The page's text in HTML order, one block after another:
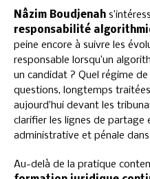
Nâzim Boudjenah
responsabilité
peine encore à suivre les
responsable lorsqu’un
un candidat ? Quel régime de
questions, longtemps
aujourd’hui devant les
clarifier les lignes de partage
administrative et pénale
Au-delà de la pratique